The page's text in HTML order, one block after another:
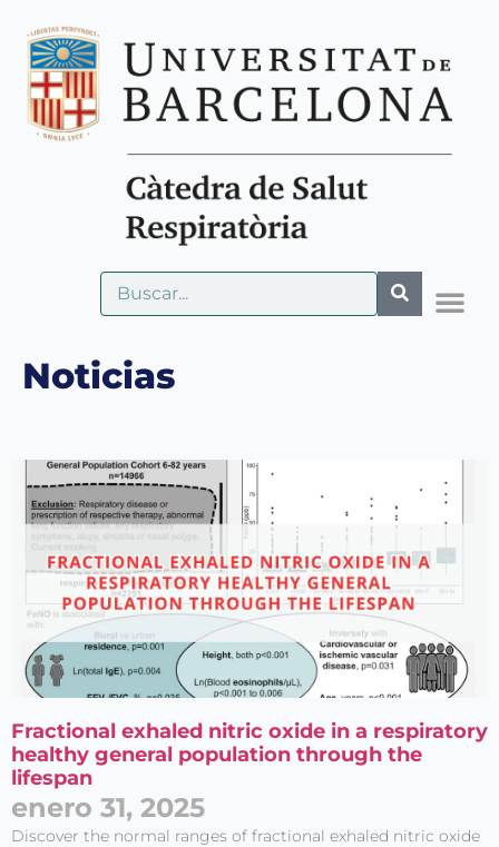
Noticias
Fractional exhaled nitric oxide in a respiratory
healthy general population through the
lifespan
enero 31, 2025
Discover the normal ranges of fractional exhaled nitric oxide